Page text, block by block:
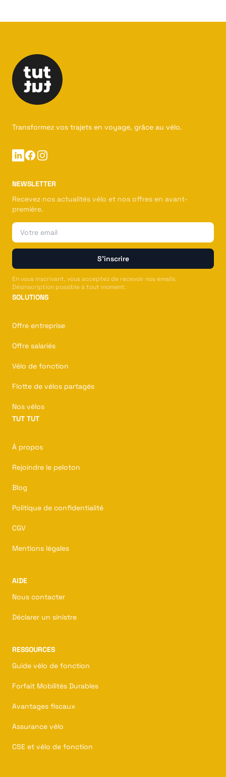
Transformez vos trajets en voyage, grâce au vélo.
Linkedin
Facebook
Instagram
NEWSLETTER
Recevez nos actualités vélo et nos offres en avant-
première.
Email
S'inscrire
En vous inscrivant, vous acceptez de recevoir nos emails.
Désinscription possible à tout moment.
SOLUTIONS
Offre entreprise
Offre salariés
Vélo de fonction
Flotte de vélos partagés
Nos vélos
TUT TUT
À propos
Rejoindre le peloton
Blog
Politique de confidentialité
CGV
Mentions légales
AIDE
Nous contacter
Déclarer un sinistre
RESSOURCES
Guide vélo de fonction
Forfait Mobilités Durables
Avantages fiscaux
Assurance vélo
CSE et vélo de fonction